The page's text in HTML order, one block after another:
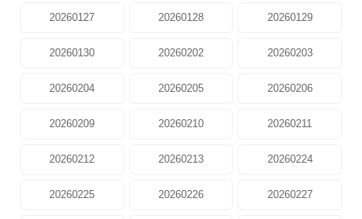
20260127 20260128 20260129
20260130 20260202 20260203
20260204 20260205 20260206
20260209 20260210 20260211
20260212 20260213 20260224
20260225 20260226 20260227